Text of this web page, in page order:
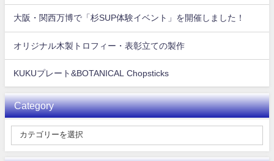
大阪・関西万博で「杉SUP体験イベント」を開催しました！
オリジナル木製トロフィー・表彰立ての製作
KUKUプレート&BOTANICAL Chopsticks
Category